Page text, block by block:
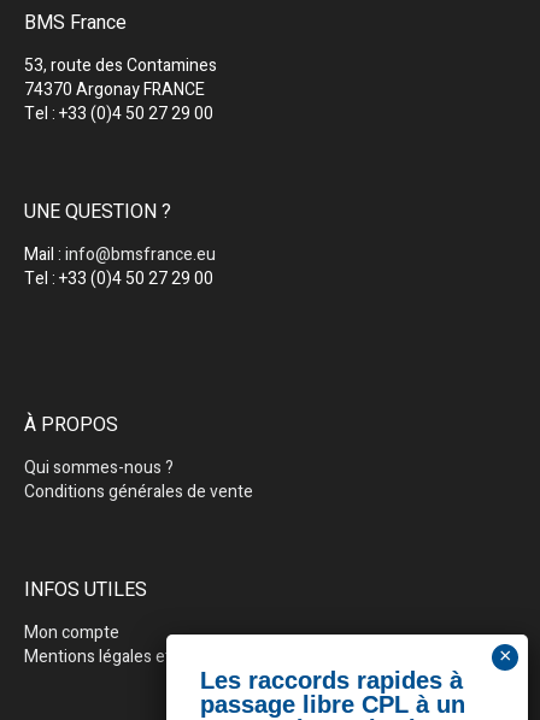
BMS France
53, route des Contamines
74370 Argonay FRANCE
Tel : +33 (0)4 50 27 29 00
UNE QUESTION ?
Mail :info@bmsfrance.eu
Tel : +33 (0)4 50 27 29 00
À PROPOS
Qui sommes-nous ?
Conditions générales de vente
INFOS UTILES
Mon compte
Mentions légales et politique de confidentialité